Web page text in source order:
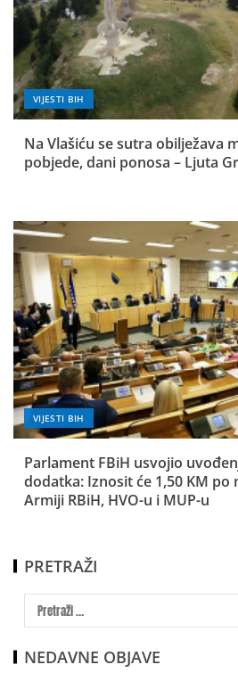
VIJESTI BIH
Na Vlašiću se sutra obilježava
pobjede, dani ponosa – Ljuta
VIJESTI BIH
Parlament FBiH usvojio
dodatka: Iznosit će 1,50 KM po
Armiji RBiH, HVO-u i MUP-u
PRETRAŽI
NEDAVNE OBJAVE